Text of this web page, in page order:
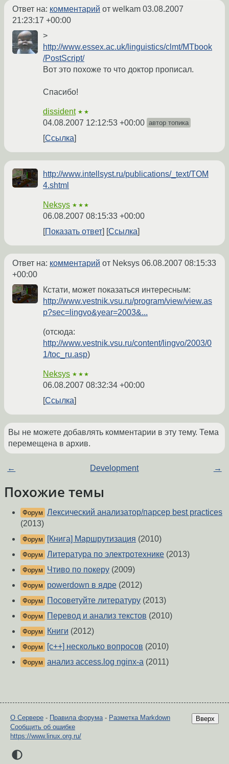
Ответ на: комментарий от welkam 03.08.2007
21:23:17 +00:00
>
http://www.essex.ac.uk/linguistics/clmt/MTbook
/PostScript/
Вот это похоже то что доктор прописал.
Спасибо!
dissident ★★
04.08.2007 12:12:53 +00:00 автор топика
Ссылка
http://www.intellsyst.ru/publications/_text/TOM
4.shtml
Neksys ★★★
06.08.2007 08:15:33 +00:00
Показать ответ
Ссылка
Ответ на: комментарий от Neksys 06.08.2007 08:15:33
+00:00
Кстати, может показаться интересным:
http://www.vestnik.vsu.ru/program/view/view.as
p?sec=lingvo&year=2003&...
(отсюда:
http://www.vestnik.vsu.ru/content/lingvo/2003/0
1/toc_ru.asp)
Neksys ★★★
06.08.2007 08:32:34 +00:00
Ссылка
Вы не можете добавлять комментарии в эту тему. Тема
перемещена в архив.
← Development →
Похожие темы
Форум Лексический анализатор/парсер best practices
(2013)
Форум [Книга] Маршрутизация (2010)
Форум Литература по электротехнике (2013)
Форум Чтиво по покеру (2009)
Форум powerdown в ядре (2012)
Форум Посоветуйте литературу (2013)
Форум Перевод и анализ текстов (2010)
Форум Книги (2012)
Форум [c++] несколько вопросов (2010)
Форум анализ access.log nginx-a (2011)
Вверх
О Сервере - Правила форума- Разметка Markdown
Сообщить об ошибке
https://www.linux.org.ru/